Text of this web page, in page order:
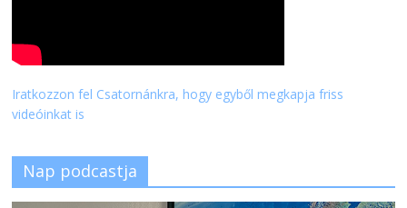
Iratkozzon fel Csatornánkra, hogy egyből megkapja friss
videóinkat is
Nap podcastja